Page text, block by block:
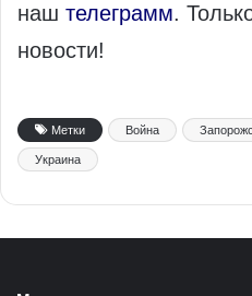
наш телеграмм.
новости!
Метки Война
Украина